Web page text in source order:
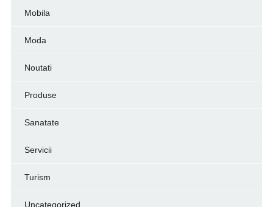
Mobila
Moda
Noutati
Produse
Sanatate
Servicii
Turism
Uncategorized